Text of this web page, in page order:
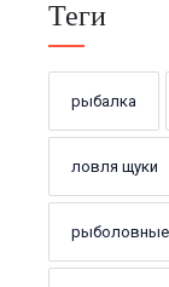
Теги
рыбалка
ловля щуки